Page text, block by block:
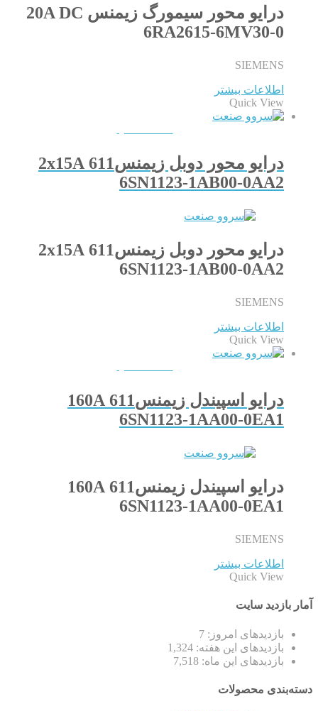
درایو محور سیمورگ زیمنس 20A DC
6RA2615-6MV30-0
SIEMENS
اطلاعات بیشتر
Quick View
درایو محور دوبل زیمنس611 2x15A
6SN1123-1AB00-0AA2
درایو محور دوبل زیمنس611 2x15A
6SN1123-1AB00-0AA2
SIEMENS
اطلاعات بیشتر
Quick View
درایو اسپیندل زیمنس611 160A
6SN1123-1AA00-0EA1
درایو اسپیندل زیمنس611 160A
6SN1123-1AA00-0EA1
SIEMENS
اطلاعات بیشتر
Quick View
آمار بازدید سایت
بازدیدهای امروز: 7
بازدیدهای این هفته: 1,324
بازدیدهای این ماه: 7,518
دسته‌بندی محصولات